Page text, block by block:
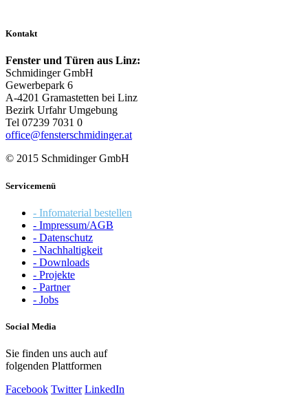
Kontakt
Fenster und Türen aus Linz:
Schmidinger GmbH
Gewerbepark 6
A-4201 Gramastetten bei Linz
Bezirk Urfahr Umgebung
Tel 07239 7031 0
office@fensterschmidinger.at
© 2015 Schmidinger GmbH
Servicemenü
- Infomaterial bestellen
- Impressum/AGB
- Datenschutz
- Nachhaltigkeit
- Downloads
- Projekte
- Partner
- Jobs
Social Media
Sie finden uns auch auf
folgenden Plattformen
Facebook Twitter LinkedIn